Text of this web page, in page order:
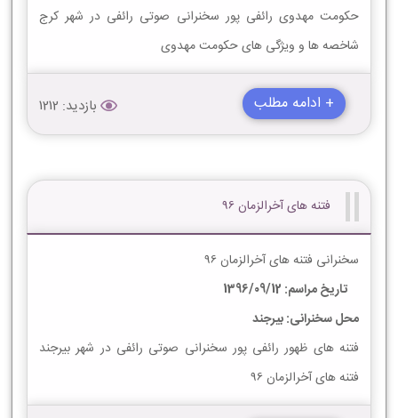
حکومت مهدوی رائفی پور سخنرانی صوتی رائفی در شهر کرج
شاخصه ها و ویژگی های حکومت مهدوی
+ ادامه مطلب بازدید: 1212
فتنه های آخرالزمان 96
سخنرانی فتنه های آخرالزمان 96
تاریخ مراسم: 1396/09/12
محل سخنرانی: بیرجند
فتنه های ظهور رائفی پور سخنرانی صوتی رائفی در شهر بیرجند
فتنه های آخرالزمان 96